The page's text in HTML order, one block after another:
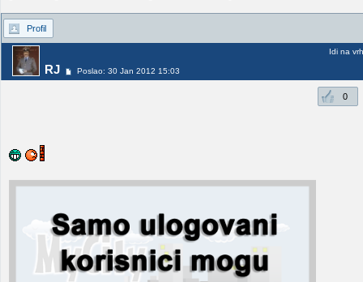
Profil
RJ Poslao: 30 Jan 2012 15:03
Idi na vrh
0